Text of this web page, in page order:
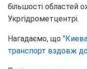
більшості областей
Укргідрометцентрі.
Нагадаємо, що
транспорт вздовж